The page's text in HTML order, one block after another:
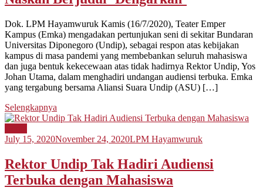
Dok. LPM Hayamwuruk Kamis (16/7/2020), Teater Emper
Kampus (Emka) mengadakan pertunjukan seni di sekitar Bundaran
Universitas Diponegoro (Undip), sebagai respon atas kebijakan
kampus di masa pandemi yang membebankan seluruh mahasiswa
dan juga bentuk kekecewaan atas tidak hadirnya Rektor Undip, Yos
Johan Utama, dalam menghadiri undangan audiensi terbuka. Emka
yang tergabung bersama Aliansi Suara Undip (ASU) […]
Selengkapnya
July 15, 2020November 24, 2020LPM Hayamwuruk
Rektor Undip Tak Hadiri Audiensi
Terbuka dengan Mahasiswa